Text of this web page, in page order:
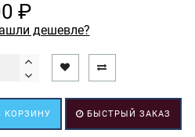
₽
дешевле?
КОРЗИНУ БЫСТРЫЙ ЗАКАЗ